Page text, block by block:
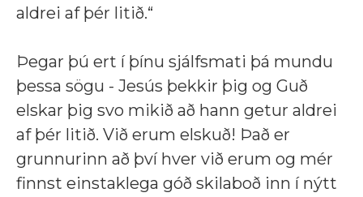
aldrei af þér litið.“
Þegar þú ert í þínu sjálfsmati þá mundu
þessa sögu - Jesús þekkir þig og Guð
elskar þig svo mikið að hann getur aldrei
af þér litið. Við erum elskuð! Það er
grunnurinn að því hver við erum og mér
finnst einstaklega góð skilaboð inn í nýtt